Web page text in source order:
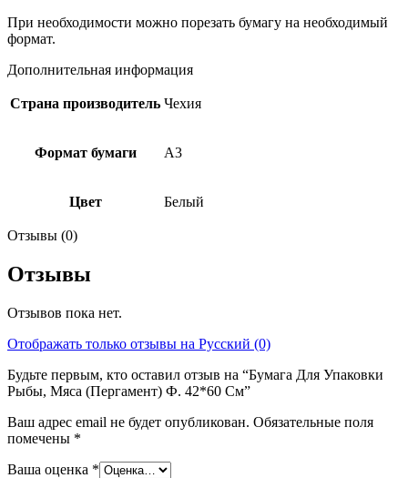
При необходимости можно порезать бумагу на необходимый
формат.
Дополнительная информация
Страна производитель Чехия
Формат бумаги A3
Цвет Белый
Отзывы (0)
Отзывы
Отзывов пока нет.
Отображать только отзывы на Русский (0)
Будьте первым, кто оставил отзыв на “Бумага Для Упаковки
Рыбы, Мяса (Пергамент) Ф. 42*60 См”
Ваш адрес email не будет опубликован. Обязательные поля
помечены *
Ваша оценка *